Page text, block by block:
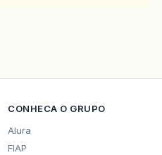
CONHECA O GRUPO
Alura
FIAP